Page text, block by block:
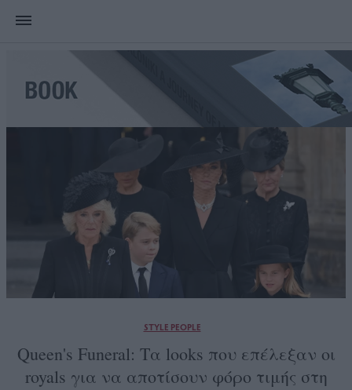
STYLE PEOPLE
Queen's Funeral: Τα looks που επέλεξαν οι
royals για να αποτίσουν φόρο τιμής στη